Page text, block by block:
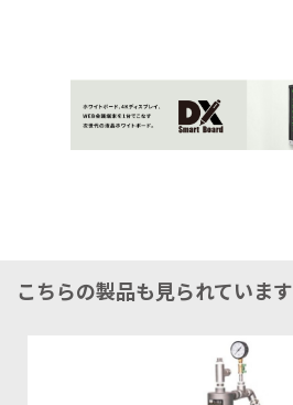
こちらの製品も見られています